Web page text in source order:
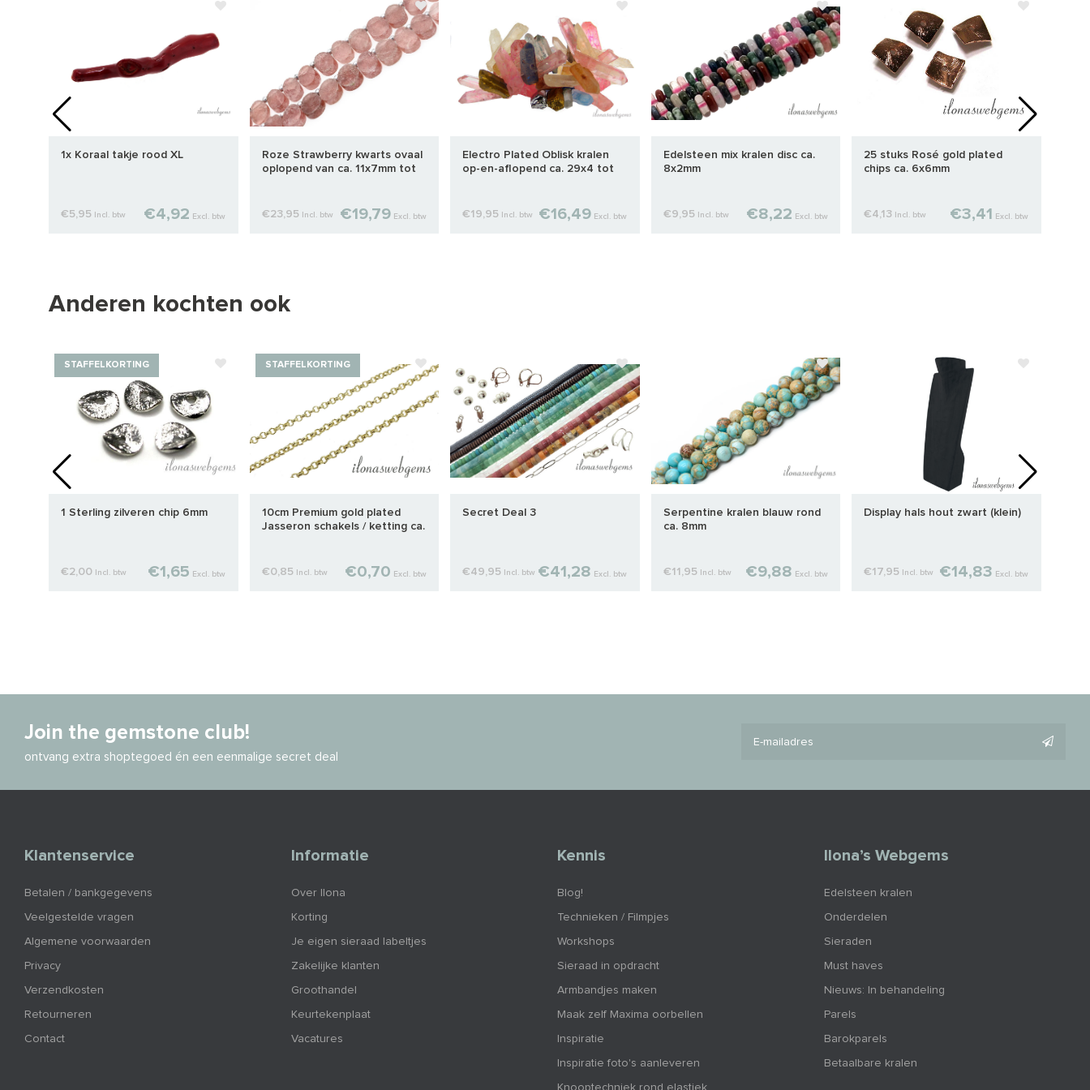
1x Koraal takje rood XL
€5,95 Incl. btw €4,92 Excl. btw
Roze Strawberry kwarts ovaal
oplopend van ca. 11x7mm tot
€23,95 Incl. btw €19,79 Excl. btw
Electro Plated Oblisk kralen
op-en-aflopend ca. 29x4 tot
€19,95 Incl. btw €16,49 Excl. btw
Edelsteen mix kralen disc ca.
8x2mm
€9,95 Incl. btw €8,22 Excl. btw
25 stuks Rosé gold plated
chips ca. 6x6mm
€4,13 Incl. btw €3,41 Excl. btw
Anderen kochten ook
STAFFELKORTING
1 Sterling zilveren chip 6mm
€2,00 Incl. btw €1,65 Excl. btw
STAFFELKORTING
10cm Premium gold plated
Jasseron schakels / ketting ca.
€0,85 Incl. btw €0,70 Excl. btw
Secret Deal 3
€49,95 Incl. btw €41,28 Excl. btw
Serpentine kralen blauw rond
ca. 8mm
€11,95 Incl. btw €9,88 Excl. btw
Display hals hout zwart (klein)
€17,95 Incl. btw €14,83 Excl. btw
Join the gemstone club!
ontvang extra shoptegoed én een eenmalige secret deal
Klantenservice
Betalen / bankgegevens
Veelgestelde vragen
Algemene voorwaarden
Privacy
Verzendkosten
Retourneren
Contact
Informatie
Over Ilona
Korting
Je eigen sieraad labeltjes
Zakelijke klanten
Groothandel
Keurtekenplaat
Vacatures
Kennis
Blog!
Technieken / Filmpjes
Workshops
Sieraad in opdracht
Armbandjes maken
Maak zelf Maxima oorbellen
Inspiratie
Inspiratie foto's aanleveren
Ilona’s Webgems
Edelsteen kralen
Onderdelen
Sieraden
Must haves
Nieuws: In behandeling
Parels
Barokparels
Betaalbare kralen